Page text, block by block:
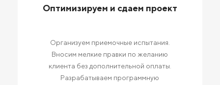
Оптимизируем и сдаем проект
Организуем приемочные испытания.
Вносим мелкие правки по желанию
клиента без дополнительной оплаты.
Разрабатываем программную